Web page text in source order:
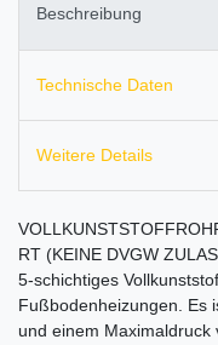
Beschreibung
Technische Daten
Weitere Details
RT (KEINE DVGW
5-schichtiges
Fußbodenheizungen. Es
und einem